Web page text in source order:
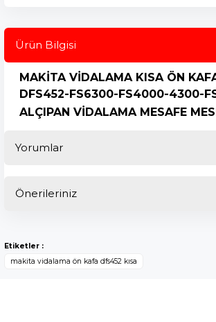
Ürün Bilgisi
MAKİTA VİDALAMA KISA ÖN
DFS452-FS6300-FS4000-4300-
ALÇIPAN VİDALAMA MESAFE
Yorumlar
Önerileriniz
kullanarak tarafımıza iletebilirsiniz.
Görüş ve önerileriniz için teşekkür ederiz.
Etiketler :
makita vidalama ön kafa dfs452 kısa